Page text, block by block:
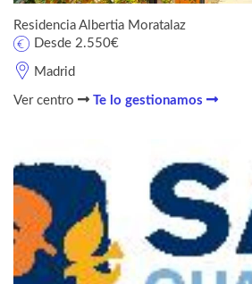
Residencia Albertia Moratalaz
Madrid
Desde 2.550€
Ver centro Te lo gestionamos